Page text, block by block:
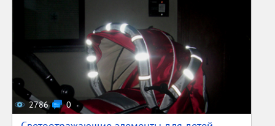
2786 0